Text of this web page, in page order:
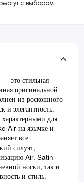
с выбором.
это стильная
оригинальной
из роскошного
и элегантность.
для
Air на язычке и
все
силуэт,
Air. Satin
носки, так и
и стиль.